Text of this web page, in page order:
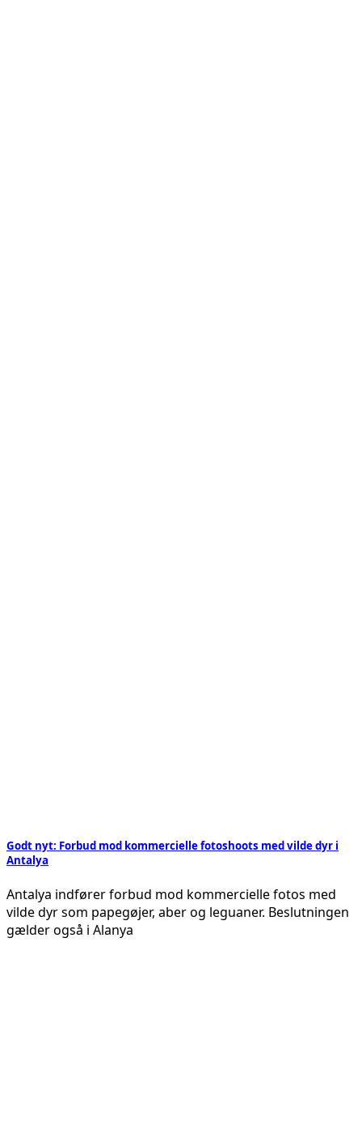
Godt nyt: Forbud mod kommercielle fotoshoots med vilde dyr i
Antalya
Antalya indfører forbud mod kommercielle fotos med
vilde dyr som papegøjer, aber og leguaner. Beslutningen
gælder også i Alanya